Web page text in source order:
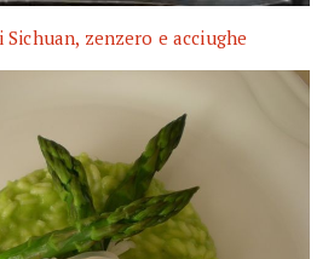
Sichuan, zenzero e acciughe